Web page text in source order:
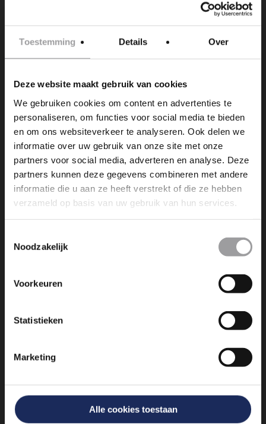
Toestemming Details Over
Deze website maakt gebruik van cookies
We gebruiken cookies om content en advertenties te
personaliseren, om functies voor social media te bieden
en om ons websiteverkeer te analyseren. Ook delen we
informatie over uw gebruik van onze site met onze
partners voor social media, adverteren en analyse. Deze
partners kunnen deze gegevens combineren met andere
informatie die u aan ze heeft verstrekt of die ze hebben
verzameld op basis van uw gebruik van hun services.
Noodzakelijk
Voorkeuren
Statistieken
Marketing
Alle cookies toestaan
RIJTIJD VERLENGEN MET 15 MINUTEN
(ALLEEN ANTWOORD NEE OP EXTRA RIT)
(AUTO)(TICKETVEILING)
NEXT POST
IK KOM GRAAG MET IEMAND ANDERS EN
BOEK EEN EXTRA PERSOON BIJ (RIB-
BOOT)(VAKANTIEVEILINGEN)(WEEKEND)
werkelijkheid maken is nog veel
+31 85 4897 651